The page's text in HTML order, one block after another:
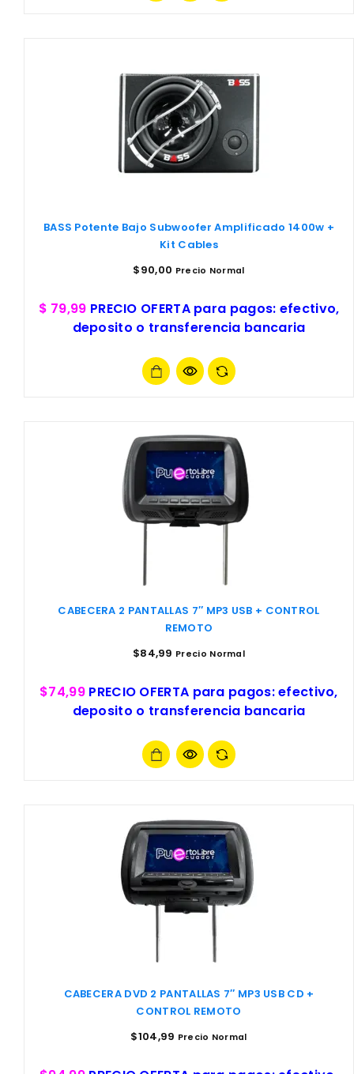
BASS Potente Bajo Subwoofer Amplificado 1400w +
Kit Cables
$90,00 Precio Normal
$ 79,99 PRECIO OFERTA para pagos: efectivo,
deposito o transferencia bancaria
CABECERA 2 PANTALLAS 7″ MP3 USB + CONTROL
REMOTO
$84,99 Precio Normal
$74,99 PRECIO OFERTA para pagos: efectivo,
deposito o transferencia bancaria
CABECERA DVD 2 PANTALLAS 7″ MP3 USB CD +
CONTROL REMOTO
$104,99 Precio Normal